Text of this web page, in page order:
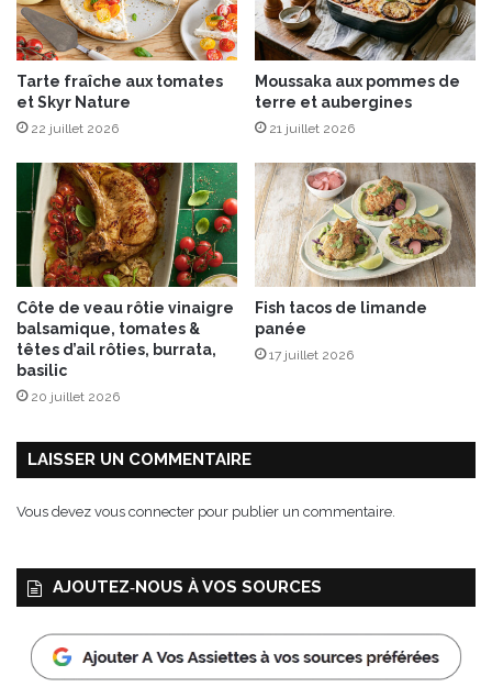
n
s
e
o
n
a
n
®
d
e
s
Tarte fraîche aux tomates
et Skyr Nature
22 juillet 2026
Moussaka aux pommes de
terre et aubergines
21 juillet 2026
Côte de veau rôtie vinaigre
balsamique, tomates &
têtes d’ail rôties, burrata,
basilic
20 juillet 2026
Fish tacos de limande
panée
17 juillet 2026
LAISSER UN COMMENTAIRE
Vous devez vous connecter pour publier un commentaire.
AJOUTEZ‑NOUS À VOS SOURCES